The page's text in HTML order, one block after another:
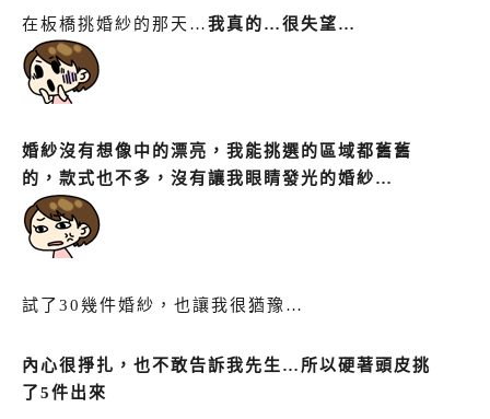
在板橋挑婚紗的那天… 我真的…很失望…
婚紗沒有想像中的漂亮，我能挑選的區域都舊舊
的，款式也不多，沒有讓我眼睛發光的婚紗…
試了30幾件婚紗，也讓我很猶豫…
內心很掙扎，也不敢告訴我先生…所以硬著頭皮挑
了5件出來